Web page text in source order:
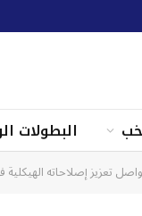
البطولات
تعزيز إصلاحاته الهيكلية